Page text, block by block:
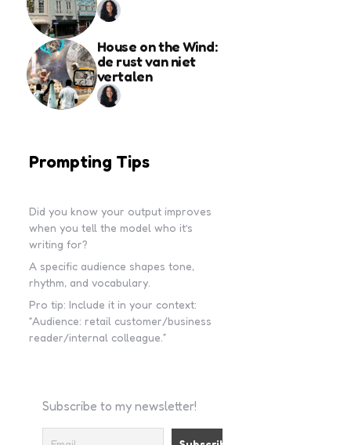
House on the Wind:
de rust van niet
vertalen
Prompting Tips
Did you know your output improves
when you tell the model who it’s
writing for?
A specific audience shapes tone,
rhythm, and vocabulary.
Pro tip: Include it in your context:
“Audience: retail customer/business
reader/internal colleague.”
Subscribe to my newsletter!